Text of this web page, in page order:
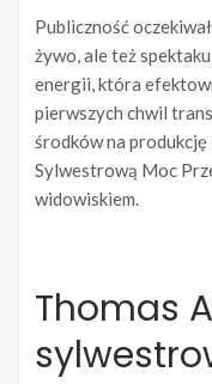
Publiczność
żywo, ale też
energii, która
pierwszych chwil
środków na
Sylwestrową Moc
widowiskiem.
Thomas